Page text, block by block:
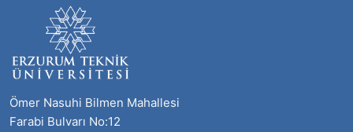
Ömer Nasuhi Bilmen Mahallesi
Farabi Bulvarı No:12